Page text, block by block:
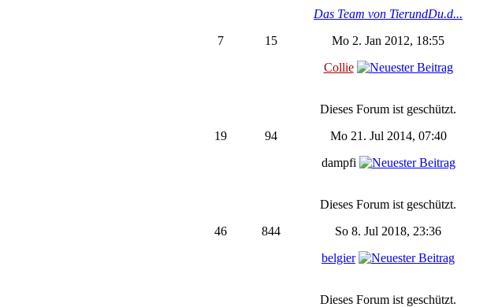
7 15
Das Team von TierundDu.d...
Mo 2. Jan 2012, 18:55
Collie
19 94
Dieses Forum ist geschützt.
Mo 21. Jul 2014, 07:40
dampfi
46 844
Dieses Forum ist geschützt.
So 8. Jul 2018, 23:36
belgier
Dieses Forum ist geschützt.